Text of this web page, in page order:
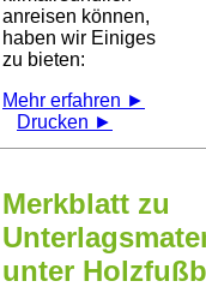
anreisen können,
haben wir Einiges
zu bieten:
Mehr erfahren ►
Drucken ►
Merkblatt zu
unter